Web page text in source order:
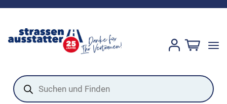
Products
search